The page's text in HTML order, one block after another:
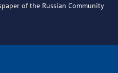
of the Russian Community